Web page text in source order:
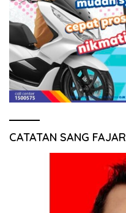
CATATAN SANG FAJAR